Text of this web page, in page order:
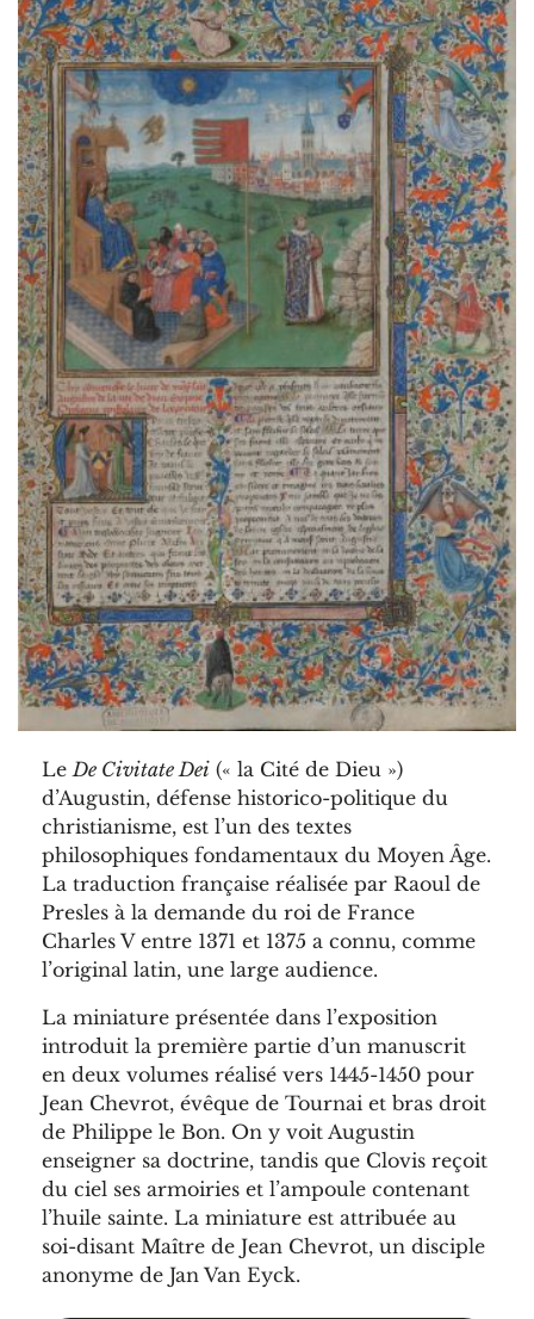
LeDe Civitate Dei (« la Cité de Dieu »)
d’Augustin, défense historico-politique du
christianisme, est l’un des textes
philosophiques fondamentaux du Moyen Âge.
La traduction française réalisée par Raoul de
Presles à la demande du roi de France
Charles V entre 1371 et 1375 a connu, comme
l’original latin, une large audience.
La miniature présentée dans l’exposition
introduit la première partie d’un manuscrit
en deux volumes réalisé vers 1445-1450 pour
Jean Chevrot, évêque de Tournai et bras droit
de Philippe le Bon. On y voit Augustin
enseigner sa doctrine, tandis que Clovis reçoit
du ciel ses armoiries et l’ampoule contenant
l’huile sainte. La miniature est attribuée au
soi-disant Maître de Jean Chevrot, un disciple
anonyme de Jan Van Eyck.